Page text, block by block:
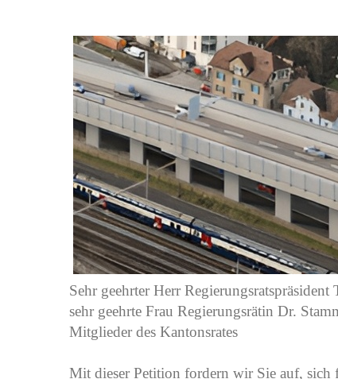
Sehr geehrter Herr
sehr geehrte Frau Regierungsrätin Dr.
Mitglieder des Kantonsrates
Mit dieser Petition fordern wir Sie auf, sich